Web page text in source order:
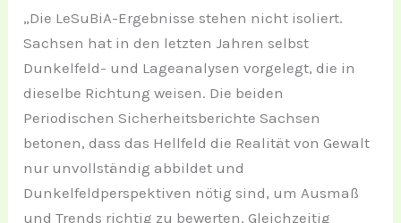
„Die LeSuBiA-Ergebnisse stehen nicht isoliert.
Sachsen hat in den letzten Jahren selbst
Dunkelfeld- und Lageanalysen vorgelegt, die in
dieselbe Richtung weisen. Die beiden
Periodischen Sicherheitsberichte Sachsen
betonen, dass das Hellfeld die Realität von Gewalt
nur unvollständig abbildet und
Dunkelfeldperspektiven nötig sind, um Ausmaß
und Trends richtig zu bewerten. Gleichzeitig